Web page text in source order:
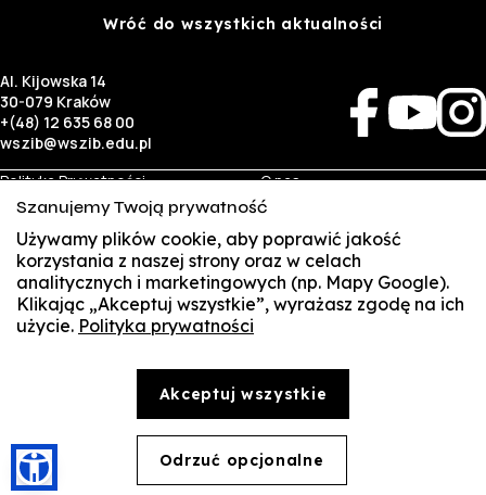
Wróć do wszystkich aktualności
Al. Kijowska 14
30-079 Kraków
+(48) 12 635 68 00
wszib@wszib.edu.pl
Polityka Prywatności
RODO
Identyfikacja wizualna
O nas
Rekrutacja
Studia
Kontakt
Biznes
Wynajem sal
Targi pracy
Student
Multis Multum
Treści zawarte na stronie www.wszib.edu.pl oraz jej podstronach stanowią, o ile nie wskazano
części: kopiowania, reprodukowania, modyfikowania, dystrybuowania, publikowania,
wyświetlania, utrwalania oraz wykorzystywania w jakiejkolwiek innej formie. Ograniczenia
powyższe nie dotyczą dozwolonego użytku osobistego.
Szanujemy Twoją prywatność
Używamy plików cookie, aby poprawić jakość
korzystania z naszej strony oraz w celach
analitycznych i marketingowych (np. Mapy Google).
Klikając „Akceptuj wszystkie”, wyrażasz zgodę na ich
użycie. Polityka prywatności
Akceptuj wszystkie
Odrzuć opcjonalne